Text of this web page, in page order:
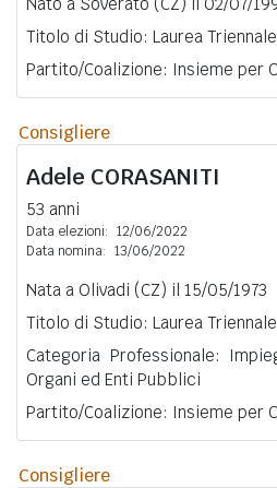
Titolo di Studio: Laurea Triennale
Partito/Coalizione: Insieme per
Consigliere
Adele CORASANITI
53 anni
Data elezioni: 12/06/2022
Data nomina: 13/06/2022
Nata a Olivadi (CZ) il 15/05/1973
Titolo di Studio: Laurea Triennale
Categoria Professionale:
Organi ed Enti Pubblici
Partito/Coalizione: Insieme per
Consigliere